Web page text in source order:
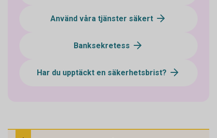
Använd våra tjänster säkert
Banksekretess
Har du upptäckt en säkerhetsbrist?